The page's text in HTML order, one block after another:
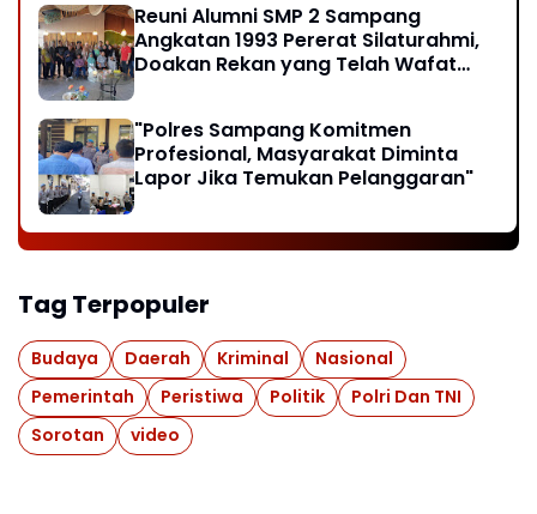
Reuni Alumni SMP 2 Sampang
Angkatan 1993 Pererat Silaturahmi,
Doakan Rekan yang Telah Wafat
"Polres Sampang Komitmen
Profesional, Masyarakat Diminta
Lapor Jika Temukan Pelanggaran"
Tag Terpopuler
Budaya Daerah Kriminal
Nasional
Pemerintah
Peristiwa Politik
Polri Dan TNI
Sorotan
video